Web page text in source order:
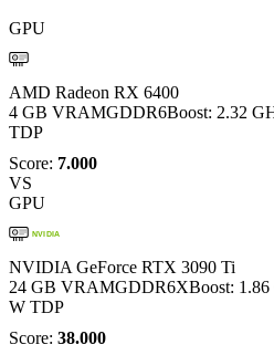
GPU
AMD Radeon RX 6400
4 GB VRAMGDDR6Boost: 2.32
TDP
Score: 7.000
VS
GPU
NVIDIA
NVIDIA GeForce RTX 3090 Ti
24 GB VRAMGDDR6XBoost:
W TDP
Score: 38.000